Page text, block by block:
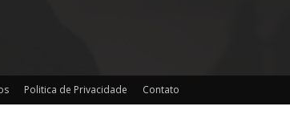
Politica de Privacidade Contato